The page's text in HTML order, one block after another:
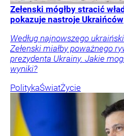
Zełenski mógłby stracić
pokazuje nastroje Ukraińców
Według najnowszego
Zełenski miałby poważnego
prezydenta Ukrainy. Jakie
wyniki?
PolitykaŚwiatŻycie